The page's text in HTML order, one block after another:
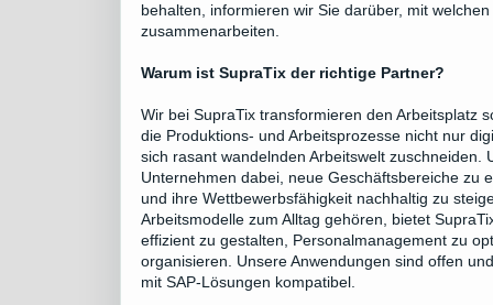
behalten, informieren wir Sie darüber, mit
zusammenarbeiten.
Warum ist SupraTix der richtige Partner?
Wir bei SupraTix transformieren den Arbeitsplatz
die Produktions- und Arbeitsprozesse nicht nur
sich rasant wandelnden Arbeitswelt zuschneiden.
Unternehmen dabei, neue Geschäftsbereiche zu
und ihre Wettbewerbsfähigkeit nachhaltig zu
Arbeitsmodelle zum Alltag gehören, bietet
effizient zu gestalten, Personalmanagement zu
organisieren. Unsere Anwendungen sind offen
mit SAP-Lösungen kompatibel.